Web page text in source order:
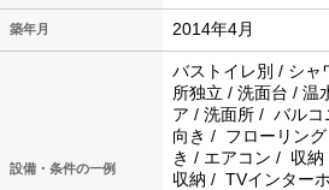
築年月 2014年4月
設備・条件の一例
バストイレ別 / シャ
所独立 / 洗面台 / 温
ア / 洗面所 / バルコ
向き / フローリン
き / エアコン / 収納
収納 / TVインター